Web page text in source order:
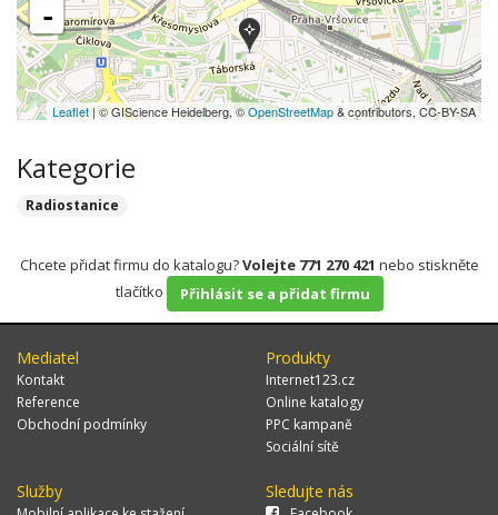
-
Leaflet | © GIScience Heidelberg, ©OpenStreetMap& contributors, CC-BY-SA
Kategorie
Radiostanice
Chcete přidat firmu do katalogu?Volejte 771 270 421 nebo stiskněte
tlačítko
Přihlásit se a přidat firmu
Mediatel
Kontakt
Reference
Obchodní podmínky
Produkty
Internet123.cz
Online katalogy
PPC kampaně
Sociální sítě
Služby Sledujte nás